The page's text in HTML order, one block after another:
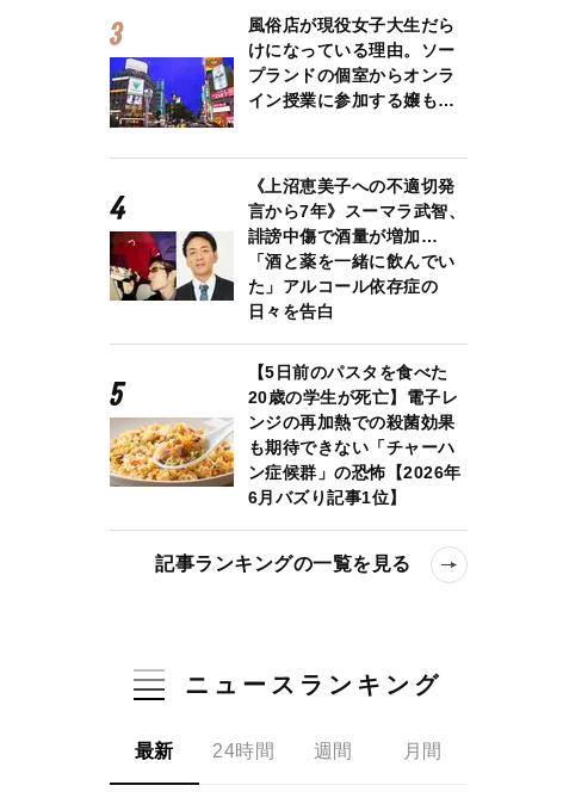
風俗店が現役女子大生だら
けになっている理由。ソー
プランドの個室からオンラ
イン授業に参加する嬢も…
《上沼恵美子への不適切発
言から7年》スーマラ武智、
誹謗中傷で酒量が増加…
「酒と薬を一緒に飲んでい
た」アルコール依存症の
日々を告白
【5日前のパスタを食べた
20歳の学生が死亡】電子レ
ンジの再加熱での殺菌効果
も期待できない「チャーハ
ン症候群」の恐怖【2026年
6月バズり記事1位】
記事ランキングの一覧を見る
ニュースランキング
最新 24時間 週間 月間